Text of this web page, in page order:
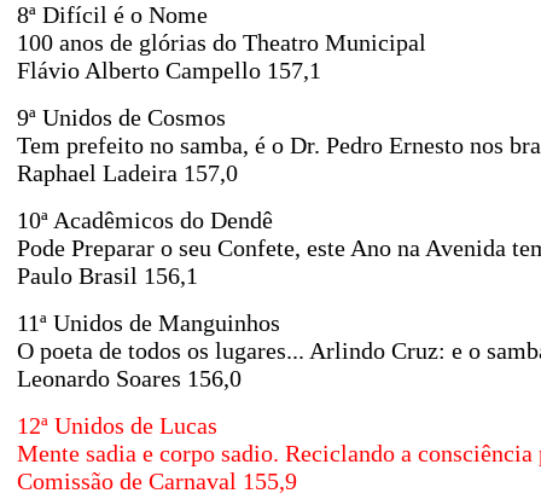
8ª Difícil é o Nome
100 anos de glórias do Theatro Municipal
Flávio Alberto Campello 157,1
9ª Unidos de Cosmos
Tem prefeito no samba, é o Dr. Pedro Ernesto nos
Raphael Ladeira 157,0
10ª Acadêmicos do Dendê
Pode Preparar o seu Confete, este Ano na Avenida
Paulo Brasil 156,1
11ª Unidos de Manguinhos
O poeta de todos os lugares... Arlindo Cruz: e o
Leonardo Soares 156,0
12ª Unidos de Lucas
Mente sadia e corpo sadio. Reciclando a
Comissão de Carnaval 155,9